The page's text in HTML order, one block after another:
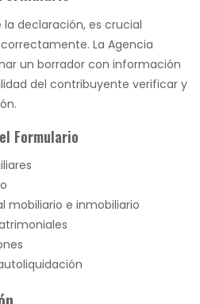
declaración, es crucial
La Agencia
un borrador con información
del contribuyente verificar y
Formulario
mobiliario e inmobiliario